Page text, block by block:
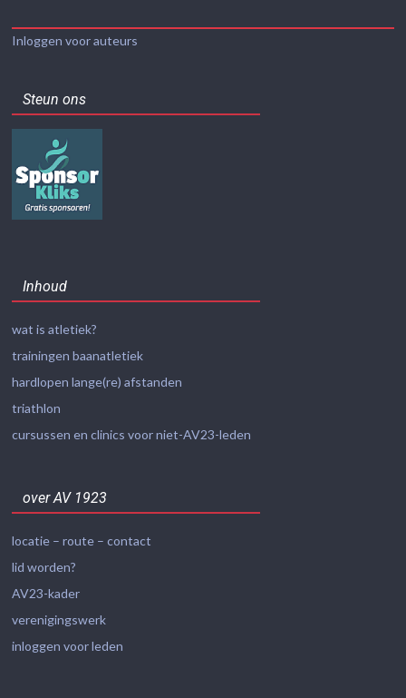
Inloggen voor auteurs
Steun ons
Inhoud
wat is atletiek?
trainingen baanatletiek
hardlopen lange(re) afstanden
triathlon
cursussen en clinics voor niet-AV23-leden
over AV 1923
locatie – route – contact
lid worden?
AV23-kader
verenigingswerk
inloggen voor leden